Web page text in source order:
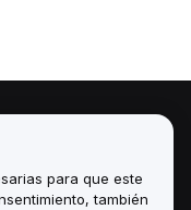
para que este
también